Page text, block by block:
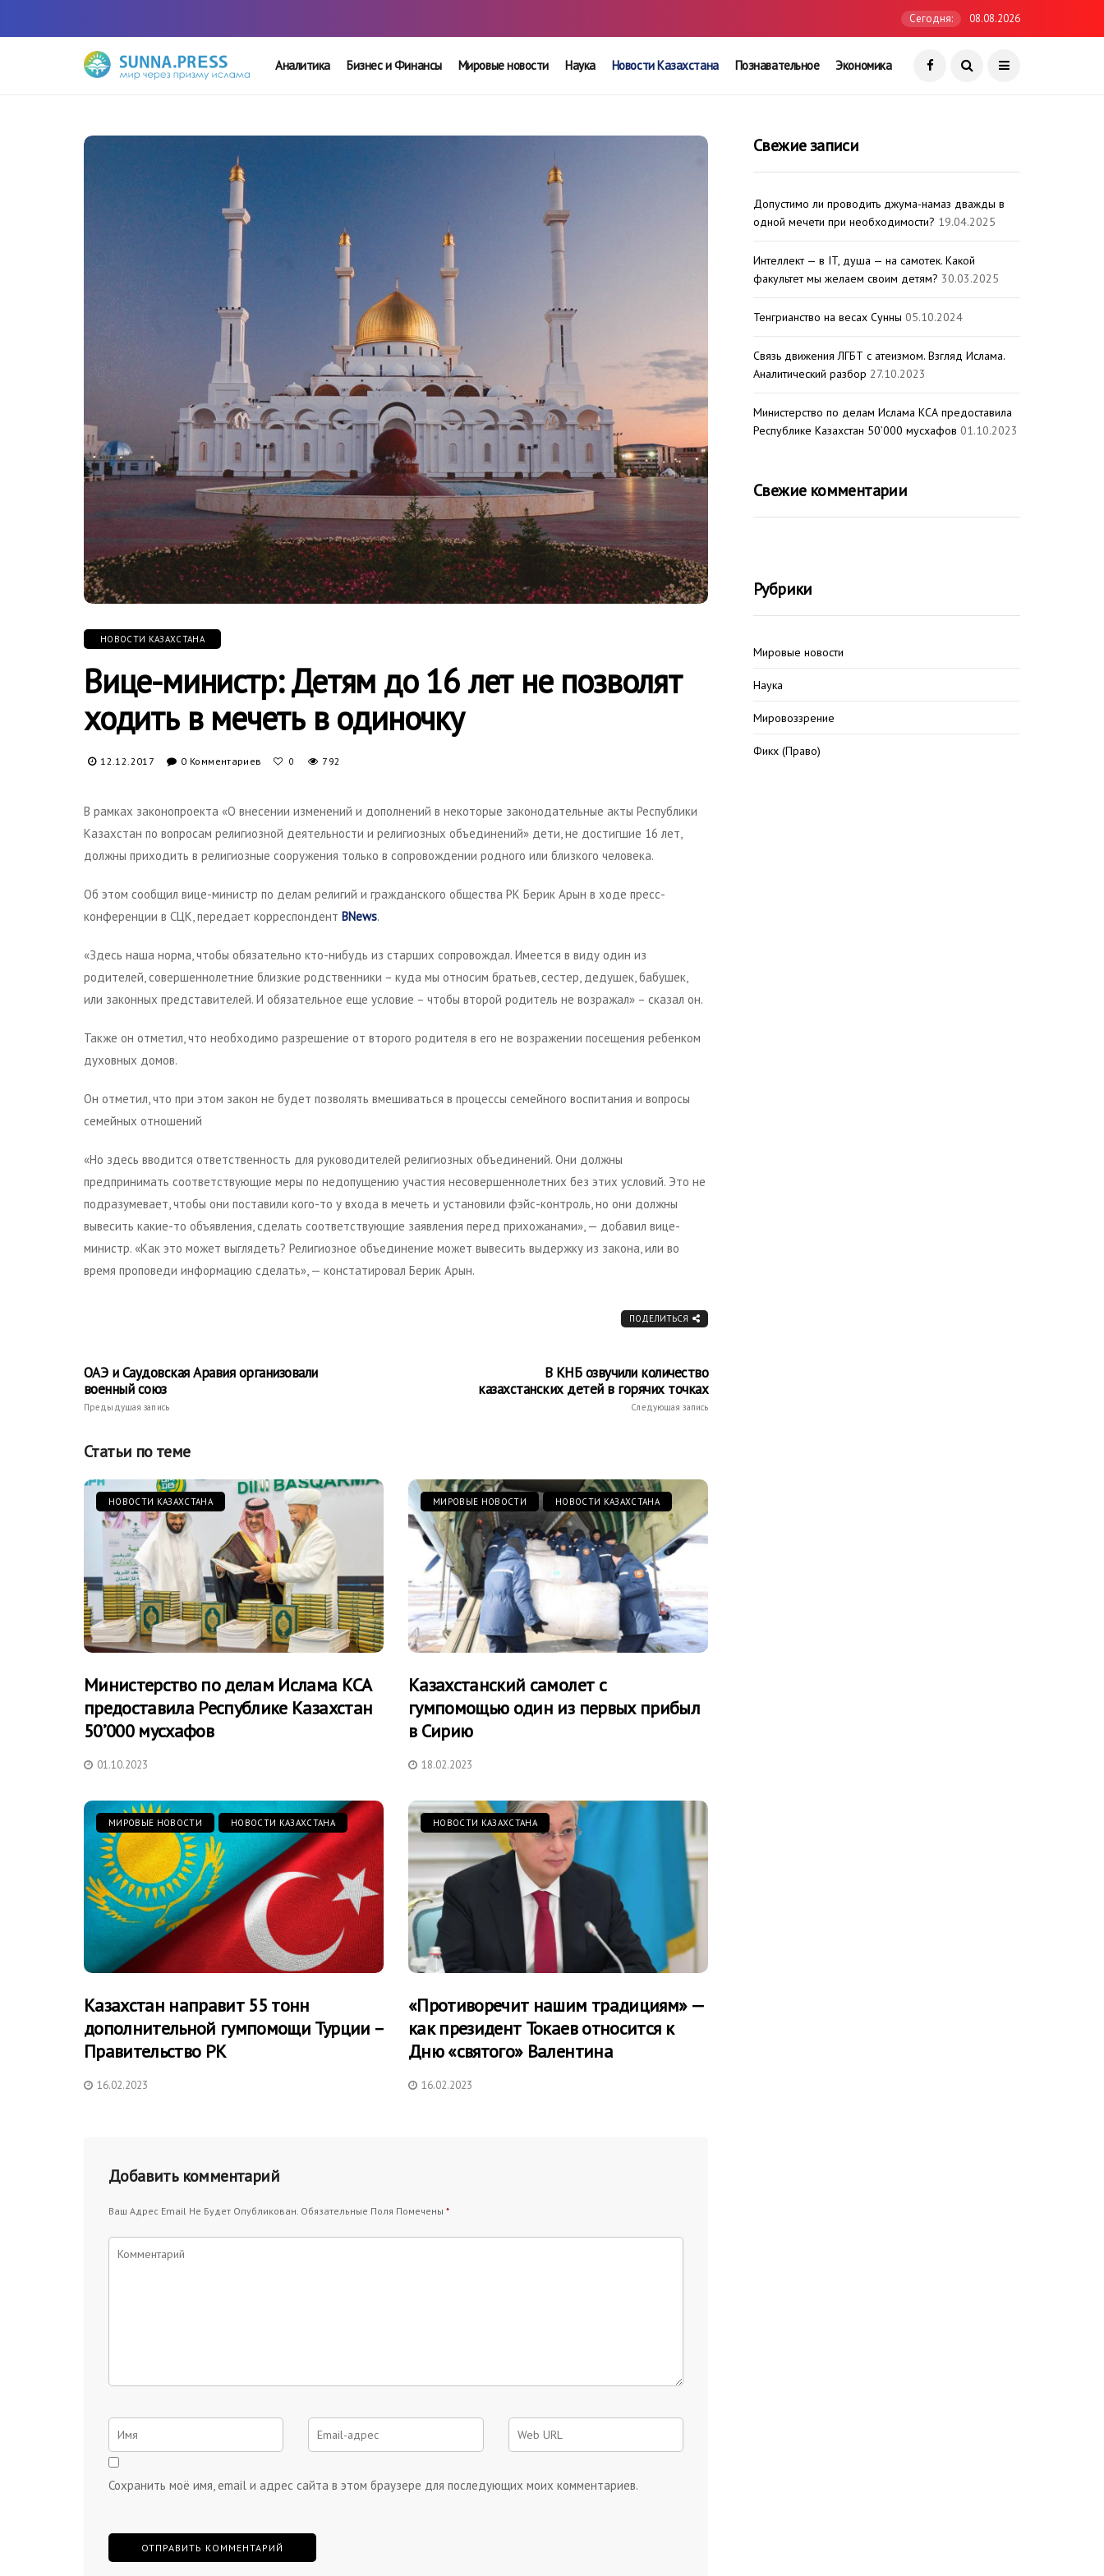
Сегодня: 08.08.2026
Аналитика Бизнес и Финансы Мировые новости Наука Новости Казахстана Познавательное Экономика
НОВОСТИ КАЗАХСТАНА
Вице-министр: Детям до 16 лет не позволят
ходить в мечеть в одиночку
12.12.2017 0 Комментариев 0 792
В рамках законопроекта «О внесении изменений и дополнений в некоторые законодательные акты Республики
Казахстан по вопросам религиозной деятельности и религиозных объединений» дети, не достигшие 16 лет,
должны приходить в религиозные сооружения только в сопровождении родного или близкого человека.
Об этом сообщил вице-министр по делам религий и гражданского общества РК Берик Арын в ходе пресс-
конференции в СЦК, передает корреспондент BNews.
«Здесь наша норма, чтобы обязательно кто-нибудь из старших сопровождал. Имеется в виду один из
родителей, совершеннолетние близкие родственники – куда мы относим братьев, сестер, дедушек, бабушек,
или законных представителей. И обязательное еще условие – чтобы второй родитель не возражал» – сказал он.
Также он отметил, что необходимо разрешение от второго родителя в его не возражении посещения ребенком
духовных домов.
Он отметил, что при этом закон не будет позволять вмешиваться в процессы семейного воспитания и вопросы
семейных отношений
«Но здесь вводится ответственность для руководителей религиозных объединений. Они должны
предпринимать соответствующие меры по недопущению участия несовершеннолетних без этих условий. Это не
подразумевает, чтобы они поставили кого-то у входа в мечеть и установили фэйс-контроль, но они должны
вывесить какие-то объявления, сделать соответствующие заявления перед прихожанами», — добавил вице-
министр. «Как это может выглядеть? Религиозное объединение может вывесить выдержку из закона, или во
время проповеди информацию сделать», — констатировал Берик Арын.
ПОДЕЛИТЬСЯ
ОАЭ и Саудовская Аравия организовали
военный союз
Предыдущая запись
В КНБ озвучили количество
казахстанских детей в горячих точках
Следующая запись
Статьи по теме
НОВОСТИ КАЗАХСТАНА
Министерство по делам Ислама КСА
предоставила Республике Казахстан
50’000 мусхафов
01.10.2023
МИРОВЫЕ НОВОСТИ НОВОСТИ КАЗАХСТАНА
Казахстанский самолет с
гумпомощью один из первых прибыл
в Сирию
18.02.2023
МИРОВЫЕ НОВОСТИ НОВОСТИ КАЗАХСТАНА
Казахстан направит 55 тонн
дополнительной гумпомощи Турции –
Правительство РК
16.02.2023
НОВОСТИ КАЗАХСТАНА
«Противоречит нашим традициям» —
как президент Токаев относится к
Дню «святого» Валентина
16.02.2023
Добавить комментарий
Ваш Адрес Email Не Будет Опубликован. Обязательные Поля Помечены *
Сохранить моё имя, email и адрес сайта в этом браузере для последующих моих комментариев.
Свежие записи
Допустимо ли проводить джума-намаз дважды в
одной мечети при необходимости? 19.04.2025
Интеллект — в IT, душа — на самотек. Какой
факультет мы желаем своим детям? 30.03.2025
Тенгрианство на весах Сунны 05.10.2024
Связь движения ЛГБТ с атеизмом. Взгляд Ислама.
Аналитический разбор 27.10.2023
Министерство по делам Ислама КСА предоставила
Республике Казахстан 50’000 мусхафов 01.10.2023
Свежие комментарии
Рубрики
Мировые новости
Наука
Мировоззрение
Фикх (Право)